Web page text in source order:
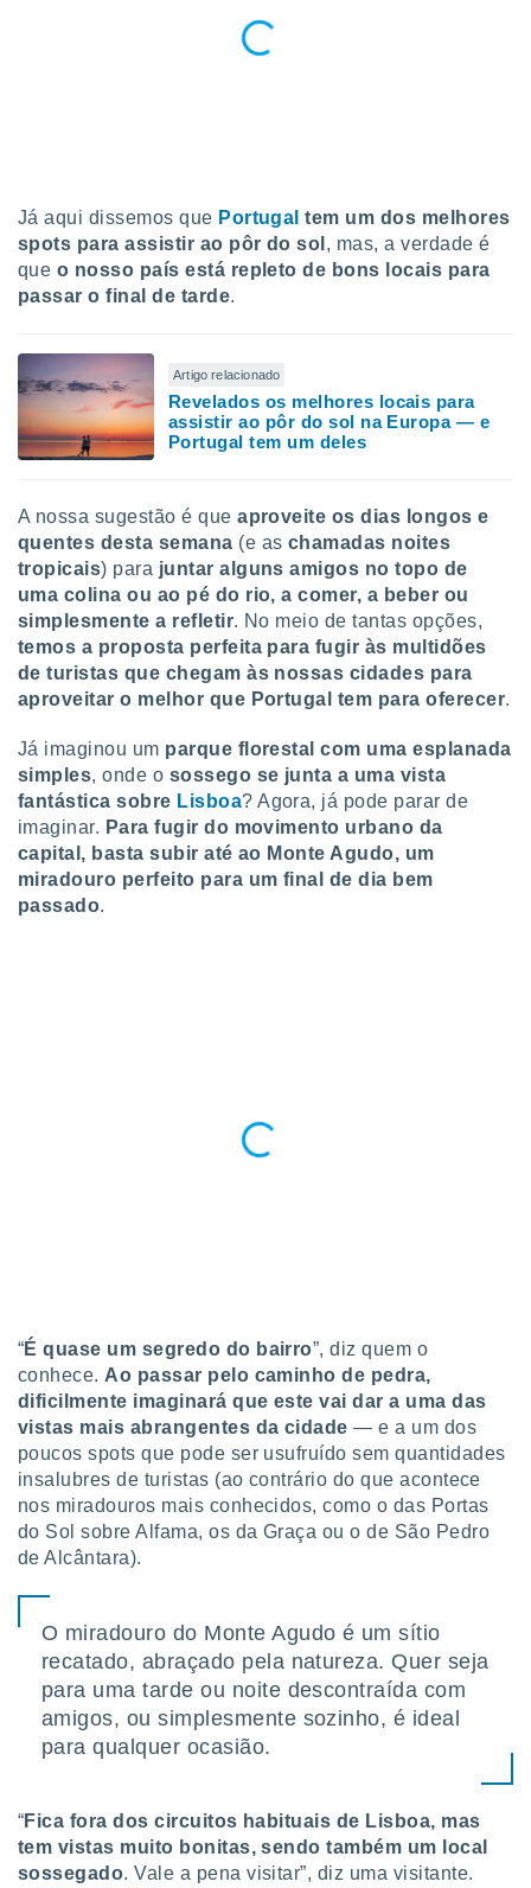
a
a
caso,
de que
não
cookies
o
ou
Pode
de
ao
através
qual se
tal,
seu
qualquer
em “
na
num
para
Já aqui dissemos que Portugaltem um dos melhores
spots para assistir ao pôr do sol , mas, a verdade é
que o nosso país está repleto de bons locais para
passar o final de tarde.
Artigo relacionado
Revelados os melhores locais para
assistir ao pôr do sol na Europa — e
Portugal tem um deles
A nossa sugestão é queaproveite os dias longos e
quentes desta semana (e as chamadas noites
tropicais) para juntar alguns amigos no topo de
uma colina ou ao pé do rio, a comer, a beber ou
simplesmente a refletir. No meio de tantas opções,
temos a proposta perfeita para fugir às multidões
de turistas que chegam às nossas cidades para
aproveitar o melhor que Portugal tem para oferecer.
Já imaginou um parque florestal com uma esplanada
simples, onde o sossego se junta a uma vista
fantástica sobre Lisboa? Agora, já pode parar de
imaginar. Para fugir do movimento urbano da
capital, basta subir até ao Monte Agudo, um
miradouro perfeito para um final de dia bem
passado.
“É quase um segredo do bairro”, diz quem o
conhece. Ao passar pelo caminho de pedra,
dificilmente imaginará que este vai dar a uma das
vistas mais abrangentes da cidade — e a um dos
poucos spots que pode ser usufruído sem quantidades
insalubres de turistas (ao contrário do que acontece
nos miradouros mais conhecidos, como o das Portas
do Sol sobre Alfama, os da Graça ou o de São Pedro
de Alcântara).
O miradouro do Monte Agudo é um sítio
recatado, abraçado pela natureza. Quer seja
para uma tarde ou noite descontraída com
amigos, ou simplesmente sozinho, é ideal
para qualquer ocasião.
“Fica fora dos circuitos habituais de Lisboa, mas
tem vistas muito bonitas, sendo também um local
sossegado. Vale a pena visitar”, diz uma visitante.